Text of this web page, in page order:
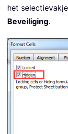
het selectievakje
Beveiliging.